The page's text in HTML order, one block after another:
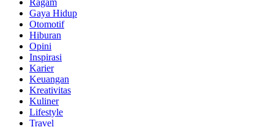
Ragam
Gaya Hidup
Otomotif
Hiburan
Opini
Inspirasi
Karier
Keuangan
Kreativitas
Kuliner
Lifestyle
Travel